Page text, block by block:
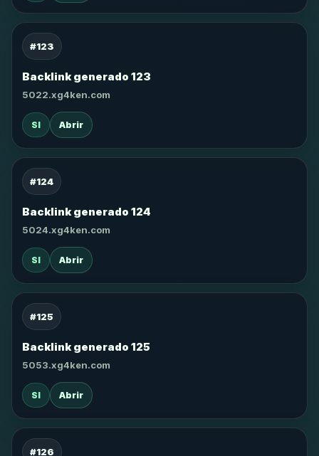
#123
Backlink generado 123
5022.xg4ken.com
SI Abrir
#124
Backlink generado 124
5024.xg4ken.com
SI Abrir
#125
Backlink generado 125
5053.xg4ken.com
SI Abrir
#126